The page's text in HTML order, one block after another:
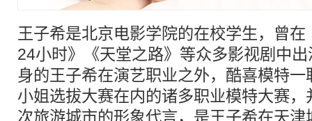
王子希是北京电影学院的在校学生，曾
24小时》《天堂之路》等众多影视剧中
身的王子希在演艺职业之外，酷喜模特
小姐选拔大赛在内的诸多职业模特大赛
次旅游城市的形象代言，是王子希在天